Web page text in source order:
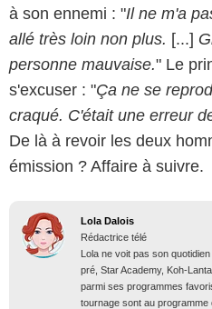
à son ennemi : "Il ne m'a
allé très loin non plus. [...]
personne mauvaise." Le
s'excuser : "Ça ne se
craqué. C'était une erreur
De là à revoir les deux
émission ? Affaire à suivre.
Lola Dalois
Rédactrice télé
Lola ne voit pas son
pré, Star Academy, Koh-
parmi ses programmes
tournage sont au programme